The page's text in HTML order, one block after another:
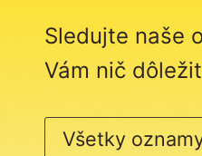
Sledujte naše
Vám nič
Všetky